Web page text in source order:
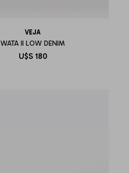
VEJA
WATA II LOW DENIM
U$S 180